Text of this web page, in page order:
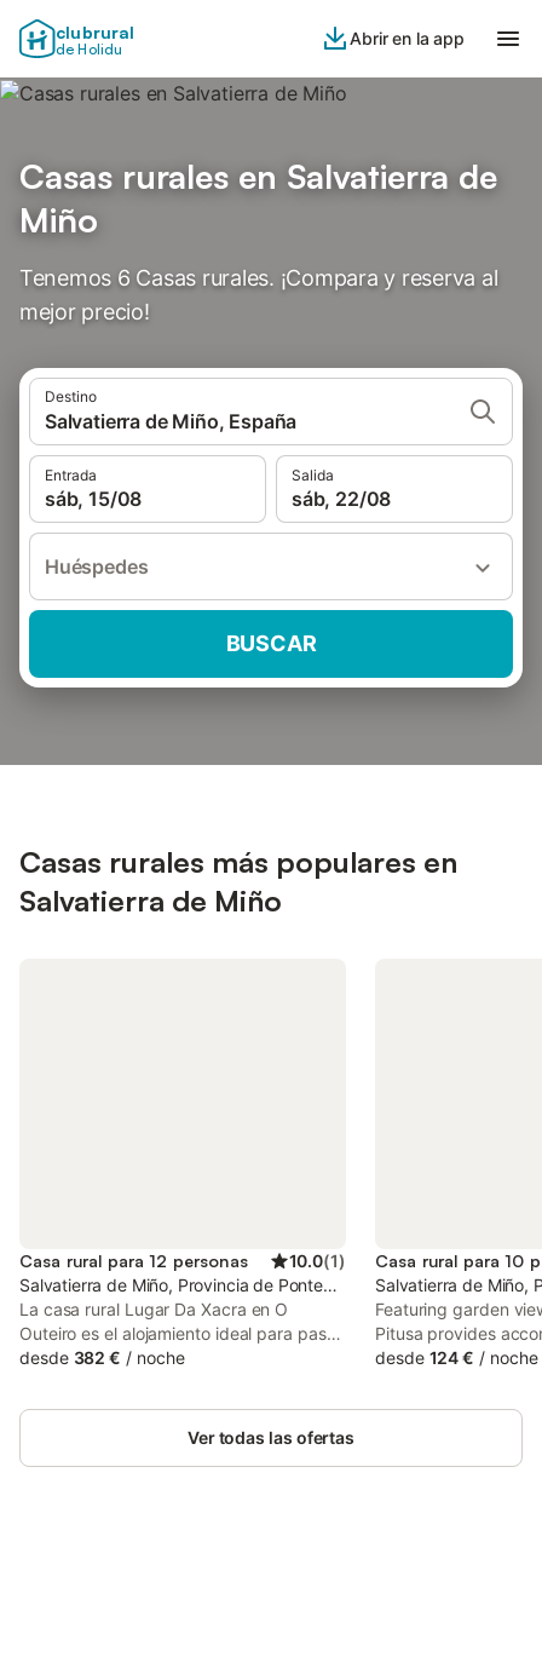
clubrural
de Holidu
Abrir en la app
Casas rurales en Salvatierra de
Miño
Tenemos 6 Casas rurales. ¡Compara y reserva al
mejor precio!
Destino
Salvatierra de Miño, España
Entrada
sáb, 15/08
Salida
sáb, 22/08
Huéspedes
BUSCAR
Casas rurales más populares en
Salvatierra de Miño
Casa rural para 12 personas 10.0(1)
Salvatierra de Miño, Provincia de Pontevedra
La casa rural Lugar Da Xacra en O
Outeiro es el alojamiento ideal para pasar
unas vacaciones sin estrés con tus seres
consta de un salón, una cocina, 6
dormitorios y 3 baños, así como un aseo
desde 382 € / noche
Casa rural para 10
Salvatierra de Miño,
Featuring garden
Pitusa provides
balcony, around 36
features a private
desde 124 € / noche
Ver todas las ofertas